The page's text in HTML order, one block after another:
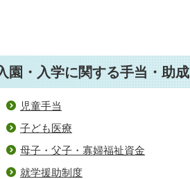
園・入学に関する手当・助成
児童手当
子ども医療
母子・父子・寡婦福祉資金
就学援助制度